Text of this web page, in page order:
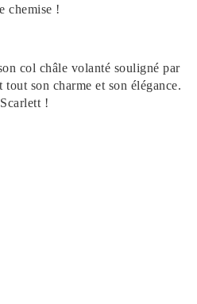
chemise !
col châle volanté souligné par
son charme et son élégance.
!